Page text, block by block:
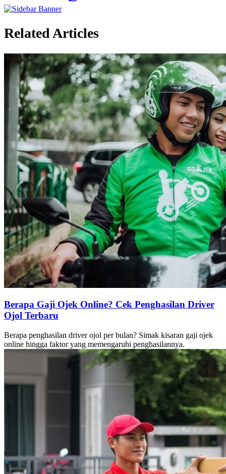
Related Articles
Berapa Gaji Ojek Online? Cek Penghasilan Driver
Ojol Terbaru
Berapa penghasilan driver ojol per bulan? Simak kisaran gaji ojek
online hingga faktor yang memengaruhi penghasilannya.